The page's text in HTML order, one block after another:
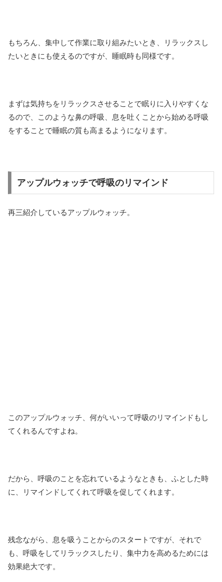
もちろん、集中して作業に取り組みたいとき、リラックスし
たいときにも使えるのですが、睡眠時も同様です。
まずは気持ちをリラックスさせることで眠りに入りやすくな
るので、このような鼻の呼吸、息を吐くことから始める呼吸
をすることで睡眠の質も高まるようになります。
アップルウォッチで呼吸のリマインド
再三紹介しているアップルウォッチ。
このアップルウォッチ、何がいいって呼吸のリマインドもし
てくれるんですよね。
だから、呼吸のことを忘れているようなときも、ふとした時
に、リマインドしてくれて呼吸を促してくれます。
残念ながら、息を吸うことからのスタートですが、それで
も、呼吸をしてリラックスしたり、集中力を高めるためには
効果絶大です。